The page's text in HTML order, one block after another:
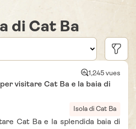
di Cat Ba
1,245 vues
visitare Cat Ba e la baia di
Isola di Cat Ba
Cat Ba e la splendida baia di